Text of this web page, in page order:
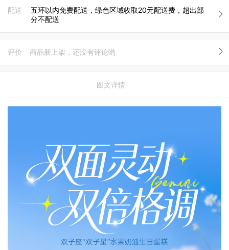
配送
五环以内免费配送，绿色区域收取20元配送费，超出部
分不配送
评价 商品新上架，还没有评论哟
图文详情